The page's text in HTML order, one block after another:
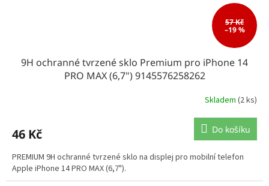
57 Kč
–19 %
9H ochranné tvrzené sklo Premium pro iPhone 14
PRO MAX (6,7") 9145576258262
Skladem (2 ks)
46 Kč Do košíku
PREMIUM 9H ochranné tvrzené sklo na displej pro mobilní telefon
Apple iPhone 14 PRO MAX (6,7").